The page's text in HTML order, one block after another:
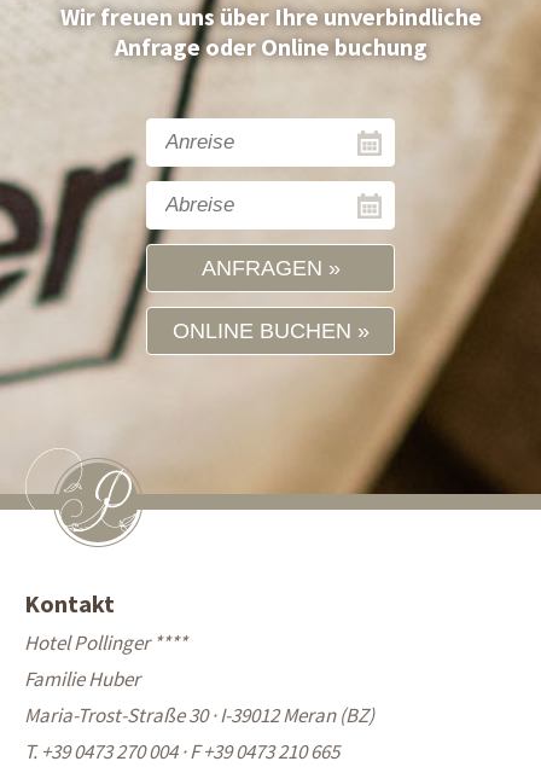
Wir freuen uns über Ihre unverbindliche
Anfrage oder Online buchung
ANFRAGEN
ONLINE BUCHEN
Kontakt
Hotel Pollinger ****
Familie Huber
Maria-Trost-Straße 30 · I-39012 Meran (BZ)
T. +39 0473 270 004·F +39 0473 210 665